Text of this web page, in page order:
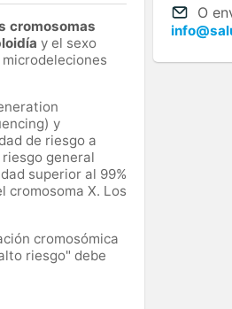
cromosomas
y el sexo
y
de riesgo a
general
superior al 99%
cromosoma X. Los
cromosómica
riesgo" debe
O